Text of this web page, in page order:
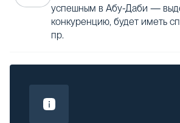
успешным в Абу-Даби —
конкуренцию, будет иметь
пр.